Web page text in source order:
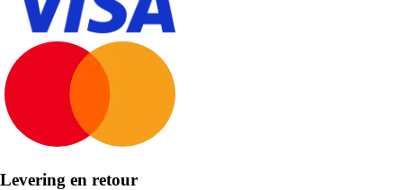
Levering en retour